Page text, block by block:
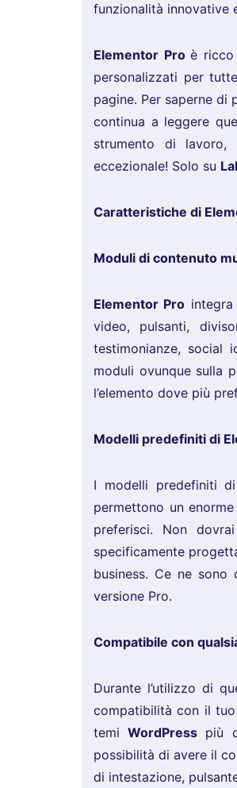
funzionalità innovative
Elementor Proè ricco
personalizzati per
pagine. Per saperne di
continua a leggere
strumento di
eccezionale! Solo su
Caratteristiche di
Moduli di contenuto
Elementor Pro
video, pulsanti,
testimonianze, social
moduli ovunque sulla
l’elemento dove più
Modelli predefiniti di
I modelli predefiniti
permettono un
preferisci. Non
specificamente
business. Ce ne
versione Pro.
Compatibile con
Durante l’utilizzo di
compatibilità con il
temiWordPress più
possibilità di avere il
di intestazione,